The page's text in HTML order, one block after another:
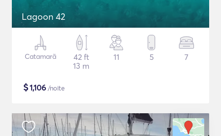
Lagoon 42
Catamarã
42 ft
13 m
11 5 7
$1,106 /noite